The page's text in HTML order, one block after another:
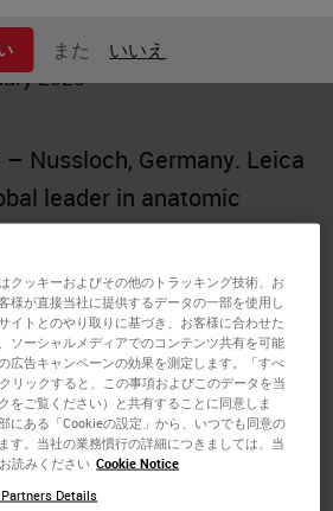
また いいえ
2025
Nussloch, Germany. Leica
leader in anatomic
Today, the company
iteration in its staining
portfolio, theHistoCore
(WS).
must manually keep
クッキーおよびその他のトラッキング技術、お
様が直接当社に提供するデータの一部を使用し
イトとのやり取りに基づき、お客様に合わせた
ソーシャルメディアでのコンテンツ共有を可能
広告キャンペーンの効果を測定します。「すべ
リックすると、この事項およびこのデータを当
をご覧ください）と共有することに同意しま
にある「Cookieの設定」から、いつでも同意の
す。当社の業務慣行の詳細につきましては、当
読みください Cookie Notice
Details